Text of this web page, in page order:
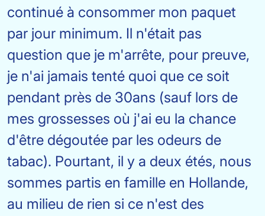
continué à consommer mon paquet
par jour minimum. Il n'était pas
question que je m'arrête, pour preuve,
je n'ai jamais tenté quoi que ce soit
pendant près de 30ans (sauf lors de
mes grossesses où j'ai eu la chance
d'être dégoutée par les odeurs de
tabac). Pourtant, il y a deux étés, nous
sommes partis en famille en Hollande,
au milieu de rien si ce n'est des